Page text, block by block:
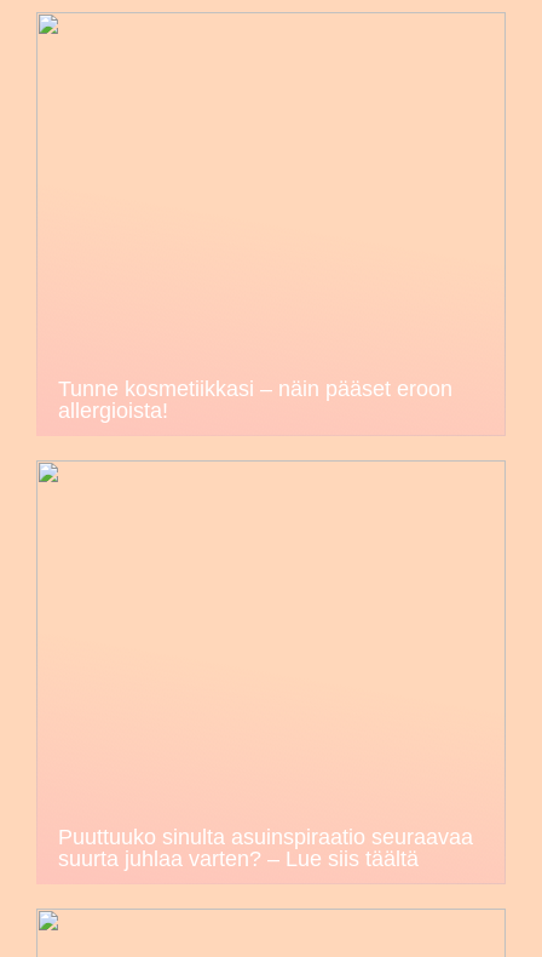
Tunne kosmetiikkasi – näin pääset eroon
allergioista!
Puuttuuko sinulta asuinspiraatio seuraavaa
suurta juhlaa varten? – Lue siis täältä